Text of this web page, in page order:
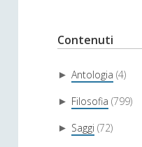
Contenuti
► Antologia (4)
► Filosofia (799)
► Saggi (72)